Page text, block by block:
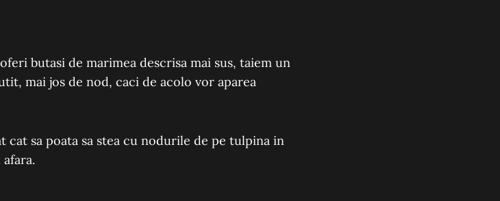
butasi de marimea descrisa mai sus, taiem un
mai jos de nod, caci de acolo vor aparea
cat sa poata sa stea cu nodurile de pe tulpina in